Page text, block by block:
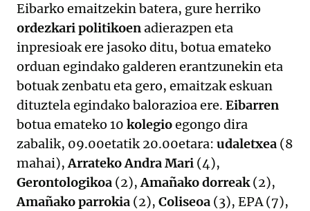
Eibarko emaitzekin batera, gure herriko
ordezkari politikoenadierazpen eta
inpresioak ere jasoko ditu, botua emateko
orduan egindako galderen erantzunekin eta
botuak zenbatu eta gero, emaitzak eskuan
dituztela egindako balorazioa ere. Eibarren
botua emateko 10 kolegioegongo dira
zabalik, 09.00etatik 20.00etara: udaletxea (8
mahai),Arrateko Andra Mari (4),
Gerontologikoa (2),Amañako dorreak(2),
Amañako parrokia (2), Coliseoa (3), EPA (7),